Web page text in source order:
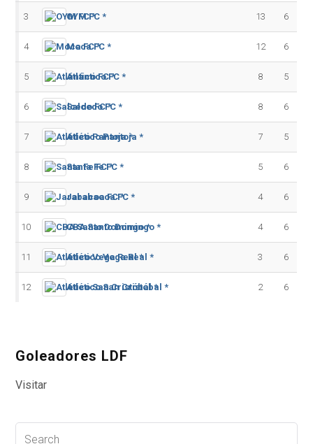
3 OYM FC * 13 6
4 Moca FC * 12 6
5 Atlántico FC * 8 5
6 Salcedo FC * 8 6
7 Atlético Pantoja * 7 5
8 Santa Fe FC * 5 6
9 Jarabacoa FC * 4 6
10 CBA Santo Domingo * 4 6
11 Atlético Vega Real * 3 6
12 Atlético San Cristóbal * 2 6
Goleadores LDF
Visitar